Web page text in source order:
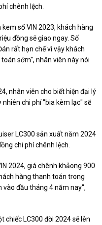
chênh lệch.
số VIN 2023, khách hàng
đồng sẽ giao ngay. Số
rất hạn chế vì vậy khách
sớm", nhân viên này nói
nhân viên cho biết hiện đại lý
chi phí "bia kèm lạc" sẽ
LC300 sản xuất năm 2024
chi phí chênh lệch.
2024, giá chênh khảong 900
hàng thanh toán trong
vào đầu tháng 4 năm nay",
chiếc LC300 đời 2024 sẽ lên